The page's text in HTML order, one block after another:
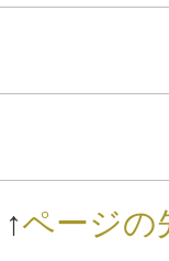
↑ページの